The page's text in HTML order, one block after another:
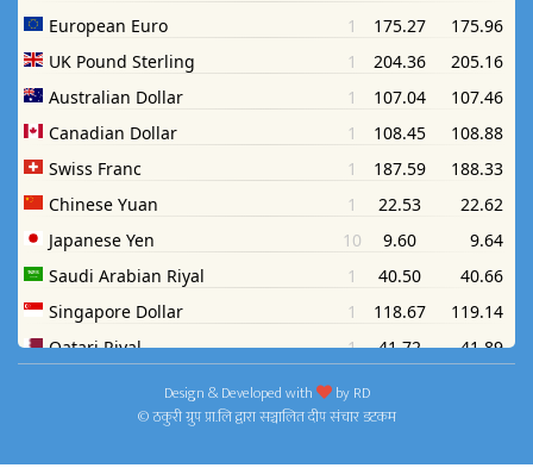
Design & Developed with byRD
© ठकुरी ग्रुप प्रा.लि द्वारा सञ्चालित दीप संचार डटकम